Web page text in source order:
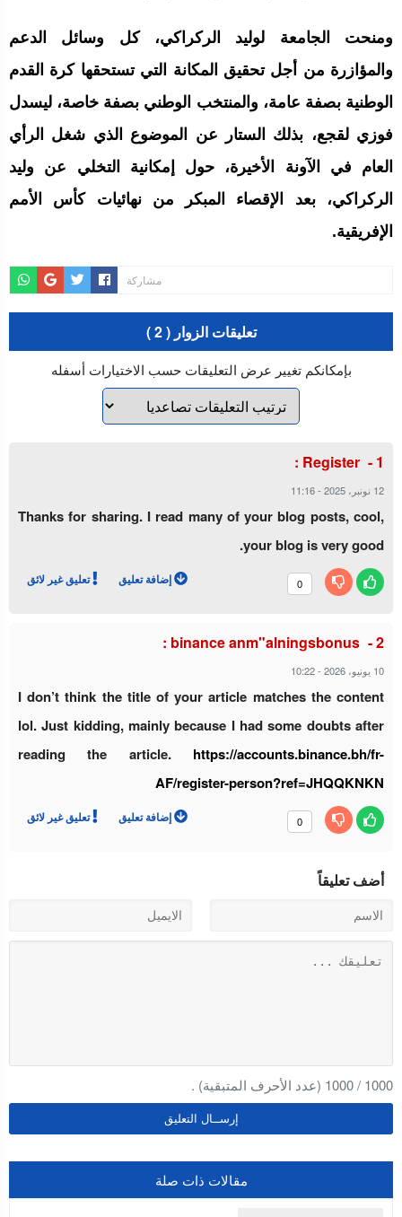
ومنحت الجامعة لوليد الركراكي، كل وسائل الدعم
والمؤازرة من أجل تحقيق المكانة التي تستحقها كرة القدم
الوطنية بصفة عامة، والمنتخب الوطني بصفة خاصة، ليسدل
فوزي لقجع، بذلك الستار عن الموضوع الذي شغل الرأي
العام في الآونة الأخيرة، حول إمكانية التخلي عن وليد
الركراكي، بعد الإقصاء المبكر من نهائيات كأس الأمم
الإفريقية.
مشاركة
تعليقات الزوار ( 2 )
بإمكانكم تغيير عرض التعليقات حسب الاختيارات أسفله
Register
:
12 نونبر، 2025 -
11:16
Thanks for sharing. I read many of your blog posts, cool,
your blog is very good.
0 إضافة تعليق تعليق غير لائق
binance anm"alningsbonus
:
10 يونيو، 2026 -
10:22
I don’t think the title of your article matches the content
lol. Just kidding, mainly because I had some doubts after
reading the article. https://accounts.binance.bh/fr-
AF/register-person?ref=JHQQKNKN
0 إضافة تعليق تعليق غير لائق
أضف تعليقاً
1000
/
1000 (عدد الأحرف المتبقية) .
مقالات ذات صلة